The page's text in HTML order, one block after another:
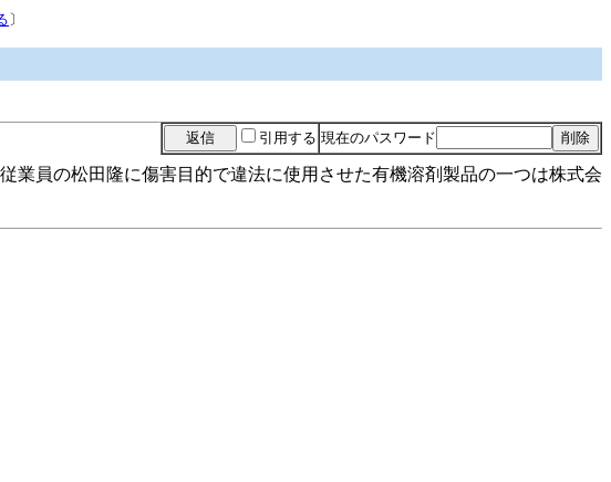
〕
引用する 現在のパスワード
員の松田隆に傷害目的で違法に使用させた有機溶剤製品の一つは株式会